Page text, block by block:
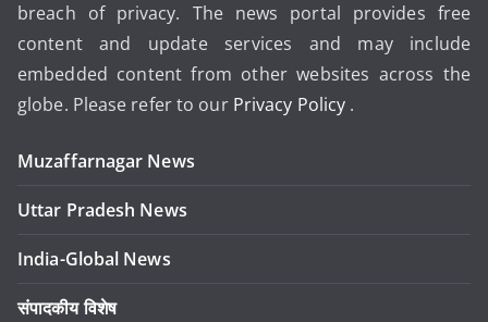
breach of privacy. The news portal provides free
content and update services and may include
embedded content from other websites across the
globe. Please refer to our Privacy Policy .
Muzaffarnagar News
Uttar Pradesh News
India-Global News
संपादकीय विशेष